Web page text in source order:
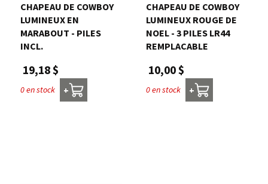
CHAPEAU DE COWBOY
LUMINEUX EN
MARABOUT - PILES
INCL.
19,18 $
0 en stock +
CHAPEAU DE COWBOY
LUMINEUX ROUGE DE
NOEL - 3 PILES LR44
REMPLACABLE
10,00 $
0 en stock +